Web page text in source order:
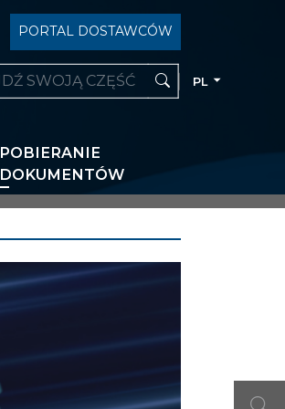
PORTAL DOSTAWCÓW
PL
POBIERANIE
DOKUMENTÓW